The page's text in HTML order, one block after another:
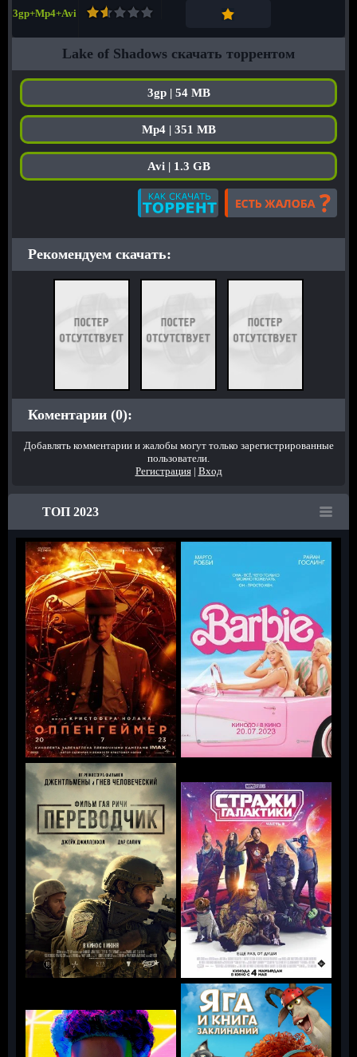
3gp+Mp4+Avi
Lake of Shadows скачать торрентом
3gp | 54 MB
Mp4 | 351 MB
Avi | 1.3 GB
Рекомендуем скачать:
Коментарии (0):
Добавлять комментарии и жалобы могут только зарегистрированные
пользователи.
Регистрация| Вход
ТОП 2023